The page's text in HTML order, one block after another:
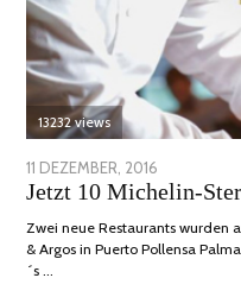
13232 views
POSTED
ON
11 DEZEMBER, 2016
JUNI,
Jetzt 10 Michelin-
Zwei neue Restaurants wurden
& Argos in Puerto Pollensa
´s …